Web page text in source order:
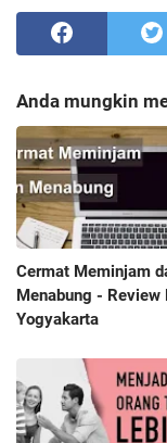
Anda mungkin
Cermat Meminjam
Menabung - Review
Yogyakarta